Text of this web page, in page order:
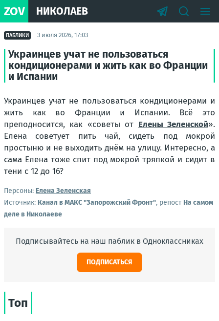
ZOV НИКОЛАЕВ
ПАБЛИКИ 3 июля 2026, 17:03
Украинцев учат не пользоваться
кондиционерами и жить как во Франции
и Испании
Украинцев учат не пользоваться кондиционерами и
жить как во Франции и Испании. Всё это
преподносится, как «советы от Елены Зеленской».
Елена советует пить чай, сидеть под мокрой
простыню и не выходить днём на улицу. Интересно, а
сама Елена тоже спит под мокрой тряпкой и сидит в
тени с 12 до 16?
Персоны: Елена Зеленская
Источник: Канал в МАКС "Запорожский Фронт", репост На самом
деле в Николаеве
Подписывайтесь на наш паблик в Одноклассниках
ПОДПИСАТЬСЯ
Топ